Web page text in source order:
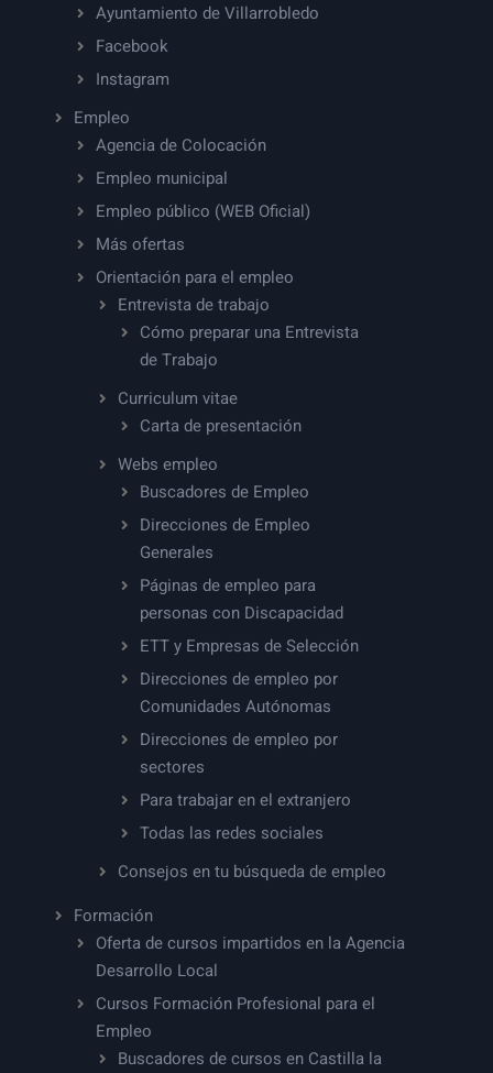
Ayuntamiento de Villarrobledo
Facebook
Instagram
Empleo
Agencia de Colocación
Empleo municipal
Empleo público (WEB Oficial)
Más ofertas
Orientación para el empleo
Entrevista de trabajo
Cómo preparar una Entrevista
de Trabajo
Curriculum vitae
Carta de presentación
Webs empleo
Buscadores de Empleo
Direcciones de Empleo
Generales
Páginas de empleo para
personas con Discapacidad
ETT y Empresas de Selección
Direcciones de empleo por
Comunidades Autónomas
Direcciones de empleo por
sectores
Para trabajar en el extranjero
Todas las redes sociales
Consejos en tu búsqueda de empleo
Formación
Oferta de cursos impartidos en la Agencia
Desarrollo Local
Cursos Formación Profesional para el
Empleo
Buscadores de cursos en Castilla la